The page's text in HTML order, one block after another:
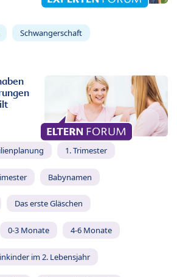
Schwangerschaft
1. Trimester
Babynamen
Das erste Gläschen
0-3 Monate 4-6 Monate
im 2. Lebensjahr